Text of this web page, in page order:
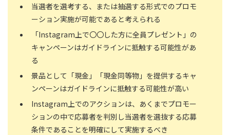
当選者を選考する、または抽選する形式でのプロモ
ーション実施が可能であると考えられる
「Instagram上で〇〇した方に全員プレゼント」の
キャンペーンはガイドラインに抵触する可能性があ
る
景品として「現金」「現金同等物」を提供するキャ
ンペーンはガイドラインに抵触する可能性が高い
Instagram上でのアクションは、あくまでプロモー
ションの中で応募者を判別し当選者を選抜する応募
条件であることを明確にして実施するべき